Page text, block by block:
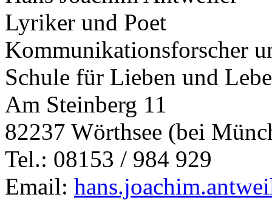
Lyriker und Poet
Kommunikationsforscher
Schule für Lieben und
Am Steinberg 11
82237 Wörthsee (bei
Tel.: 08153 / 984 929
Email: